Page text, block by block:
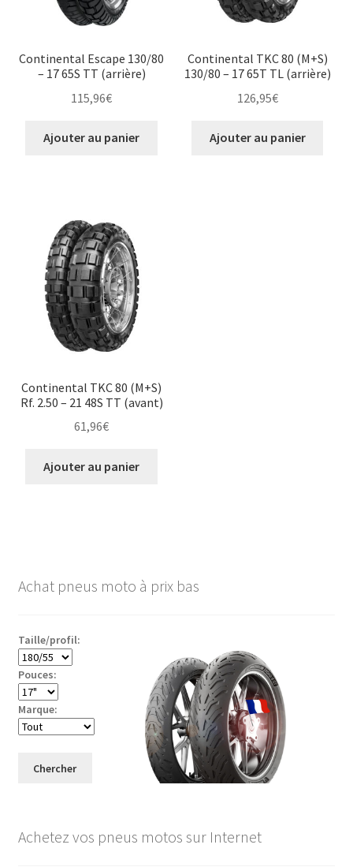
Continental Escape 130/80
– 17 65S TT (arrière)
115,96€
Ajouter au panier
Continental TKC 80 (M+S)
130/80 – 17 65T TL (arrière)
126,95€
Ajouter au panier
Continental TKC 80 (M+S)
Rf. 2.50 – 21 48S TT (avant)
61,96€
Ajouter au panier
Achat pneus moto à prix bas
Taille/profil:
Pouces:
Marque:
Chercher
Achetez vos pneus motos sur Internet